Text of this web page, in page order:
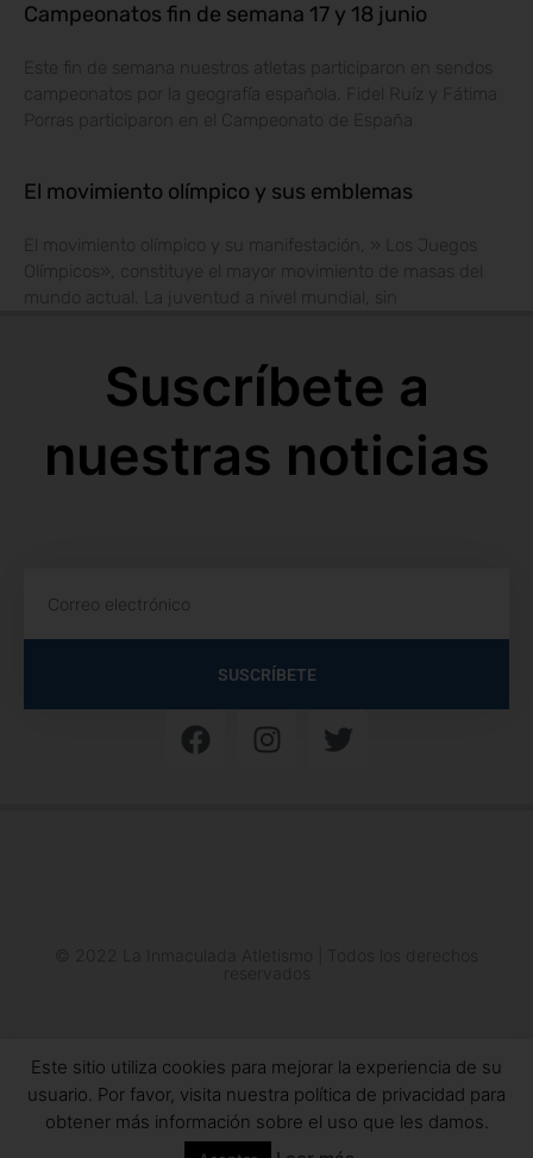
Campeonatos fin de semana 17 y 18 junio
campeonatos por la geografía española. Fidel Ruíz y Fátima
Porras participaron en el Campeonato de España
El movimiento olímpico y sus emblemas
El movimiento olímpico y su manifestación, » Los Juegos
Olímpicos», constituye el mayor movimiento de masas del
Suscríbete a
nuestras noticias
SUSCRÍBETE
Este sitio utiliza cookies para mejorar la experiencia de su
usuario. Por favor, visita nuestra política de privacidad para
obtener más información sobre el uso que les damos.